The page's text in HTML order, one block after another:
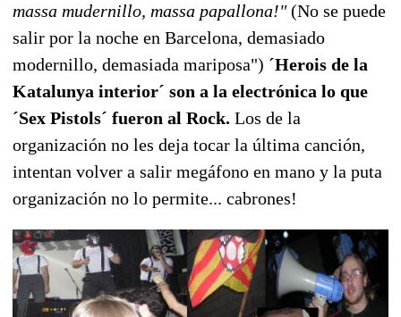
massa mudernillo, massa papallona!"(No se puede
salir por la noche en Barcelona, demasiado
modernillo, demasiada mariposa") ´Herois de la
Katalunya interior´ son a la electrónica lo que
´Sex Pistols´ fueron al Rock. Los de la
organización no les deja tocar la última canción,
intentan volver a salir megáfono en mano y la puta
organización no lo permite... cabrones!